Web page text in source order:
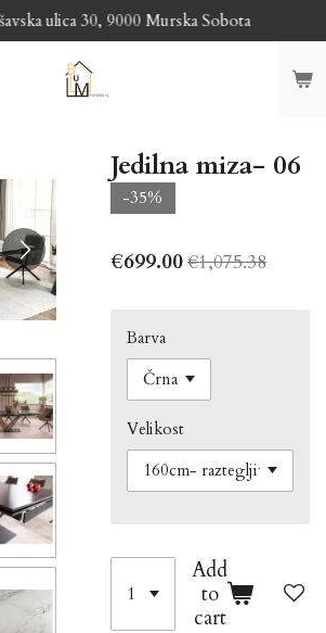
ulica 30, 9000 Murska Sobota
Jedilna miza- 06
-35%
€699.00€1,075.38
Barva
Velikost
Add
to
cart